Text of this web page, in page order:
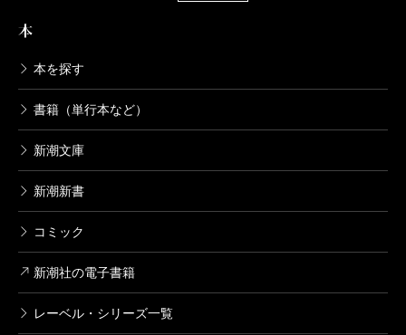
本
本を探す
書籍（単行本など）
新潮文庫
新潮新書
コミック
新潮社の電子書籍
レーベル・シリーズ一覧